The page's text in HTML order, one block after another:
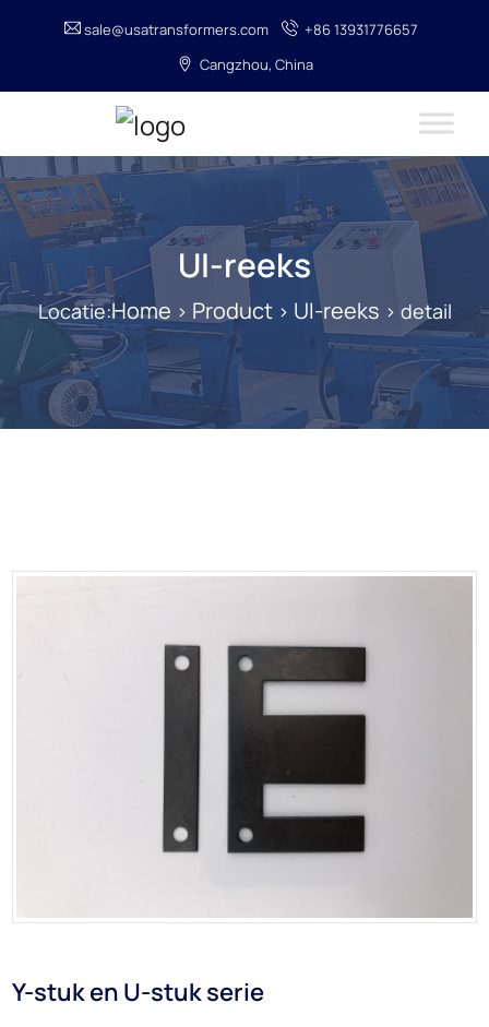
sale@usatransformers.com
+86 13931776657
Cangzhou, China
UI-reeks
Locatie:Home > Product> UI-reeks > detail
Y-stuk en U-stuk serie